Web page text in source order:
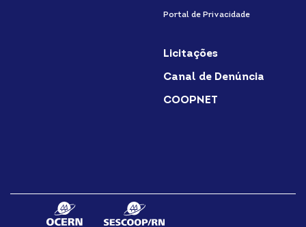
Portal de Privacidade
Licitações
Canal de Denúncia
COOPNET